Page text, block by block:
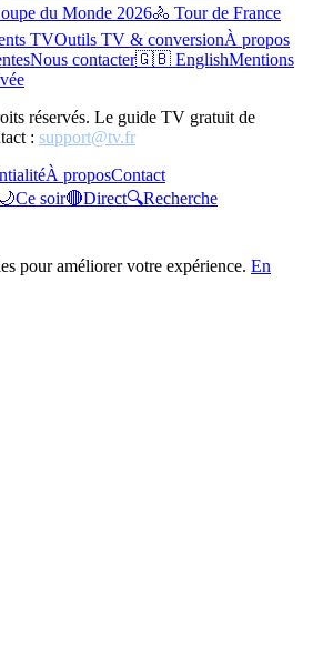
du Monde 2026🚴 Tour de France
TVOutils TV & conversionÀ propos
Nous contacter🇬🇧 EnglishMentions
réservés. Le guide TV gratuit de
: support@tv.fr
À proposContact
🌙Ce soir🔴Direct🔍Recherche
pour améliorer votre expérience. En